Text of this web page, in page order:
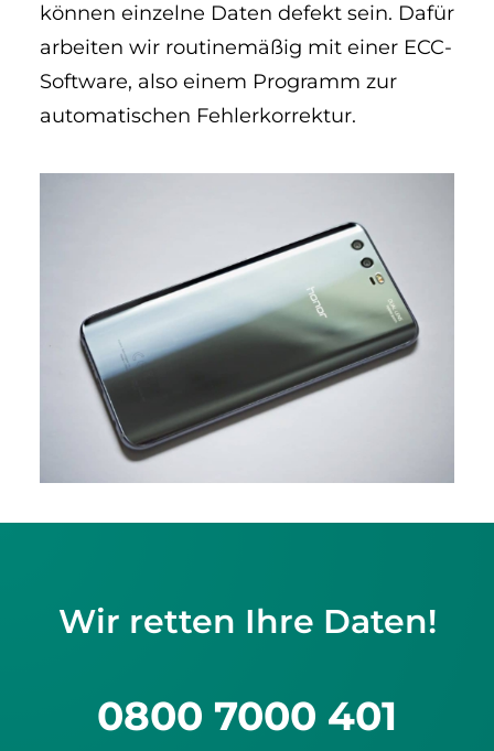
können einzelne Daten defekt sein. Dafür
arbeiten wir routinemäßig mit einer ECC-
Software, also einem Programm zur
automatischen Fehlerkorrektur.
Wir retten Ihre Daten!
0800 7000 401